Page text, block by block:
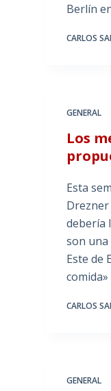
Berlín
CARLOS
GENERAL
Los
Esta
debería
son una
Este de
CARLOS
GENERAL